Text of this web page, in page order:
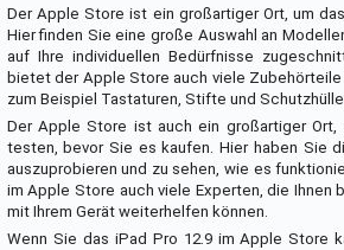
Der Apple Store ist ein großartiger Ort, um
Hier finden Sie eine große Auswahl an
auf Ihre individuellen Bedürfnisse
bietet der Apple Store auch viele Zubehörteile
zum Beispiel Tastaturen, Stifte und
Der Apple Store ist auch ein großartiger Ort,
testen, bevor Sie es kaufen. Hier haben Sie
auszuprobieren und zu sehen, wie es
im Apple Store auch viele Experten, die Ihnen
mit Ihrem Gerät weiterhelfen können.
Wenn Sie das iPad Pro 12.9 im Apple Store